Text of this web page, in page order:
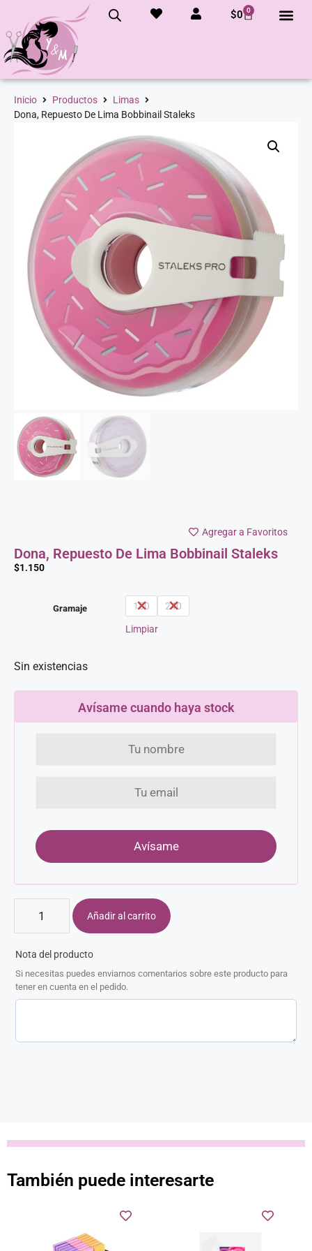
$0 0
Inicio Productos
Limas
Dona, Repuesto De Lima Bobbinail Staleks
Agregar a Favoritos
Dona, Repuesto De Lima Bobbinail Staleks
$1.150
Gramaje 150 240
Limpiar
Sin existencias
Avísame cuando haya stock
Añadir al carrito
Nota del producto
Si necesitas puedes enviarnos comentarios sobre este producto para
tener en cuenta en el pedido.
También puede interesarte